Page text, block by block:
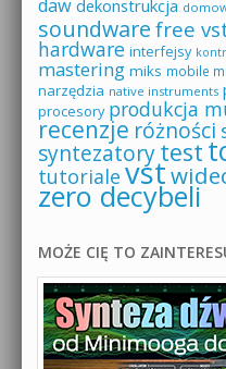
daw dekonstrukcja
soundware free
hardware interfejsy
mastering miks mobile
narzędzia native instruments
procesory produkcja
recenzje różności
syntezatorytest
tutoriale vst
zero decybeli
MOŻE CIĘ TO